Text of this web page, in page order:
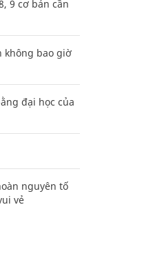
9 cơ bản cần
không bao giờ
đại học của
nguyên tố
vẻ